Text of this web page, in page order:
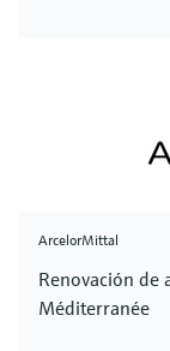
ArcelorMittal
Renovación de
Méditerranée